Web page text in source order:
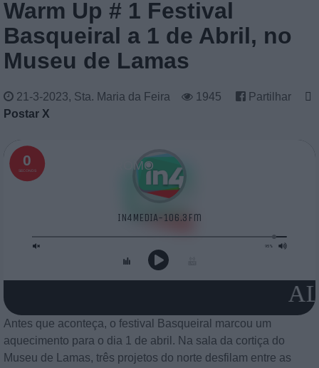
Warm Up # 1 Festival
Basqueiral a 1 de Abril, no
Museu de Lamas
21-3-2023, Sta. Maria da Feira 1945
Partilhar
Postar X
Antes que aconteça, o festival Basqueiral marcou um
aquecimento para o dia 1 de abril. Na sala da cortiça do
Museu de Lamas, três projetos do norte desfilam entre as